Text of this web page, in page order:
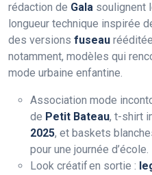
rédaction de Gala soulignent
longueur technique inspirée
des versions fuseau
notamment, modèles qui
mode urbaine enfantine.
Association mode
de Petit Bateau, t-shirt
2025, et baskets
pour une journée d’école.
Look créatif en sortie :